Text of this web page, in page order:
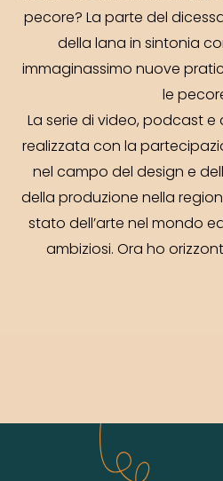
pecore? La parte del
della lana in sintonia
immaginassimo nuove
le
La serie di video, podcast
realizzata con la
nel campo del design e
della produzione nella
stato dell’arte nel mondo
ambiziosi. Ora ho